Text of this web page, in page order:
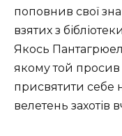
поповнив свої
взятих з
Якось
якому той просив
присвятити себе
велетень